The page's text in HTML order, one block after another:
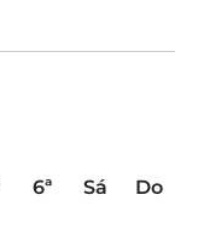
6ª Sá
Do